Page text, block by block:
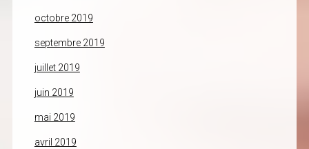
octobre 2019
septembre 2019
juillet 2019
juin 2019
mai 2019
avril 2019